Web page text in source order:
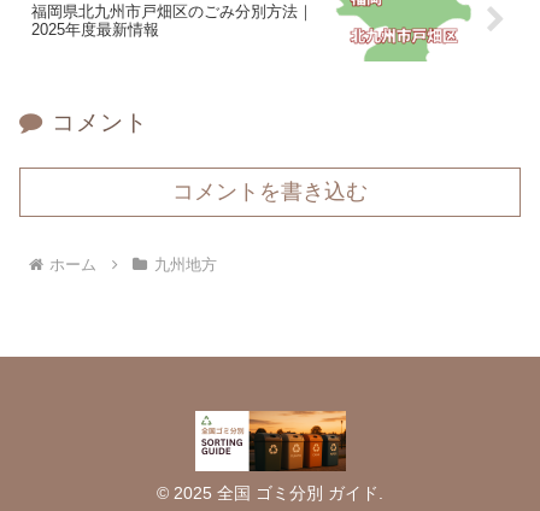
福岡県北九州市戸畑区のごみ分別方法｜
2025年度最新情報
コメント
コメントを書き込む
ホーム 九州地方
© 2025 全国 ゴミ分別 ガイド.